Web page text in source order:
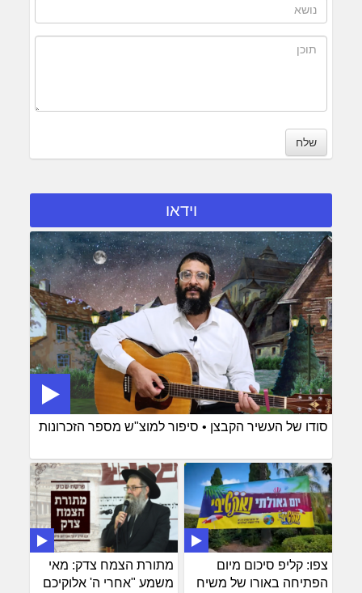
שלח
וידאו
סודו של העשיר הקבצן • סיפור למוצ"ש מספר הזכרונות
מתורת הצמח צדק: מאי
משמע "אחרי ה' אלוקיכם
צפו: קליפ סיכום מיום
הפתיחה באורו של משיח